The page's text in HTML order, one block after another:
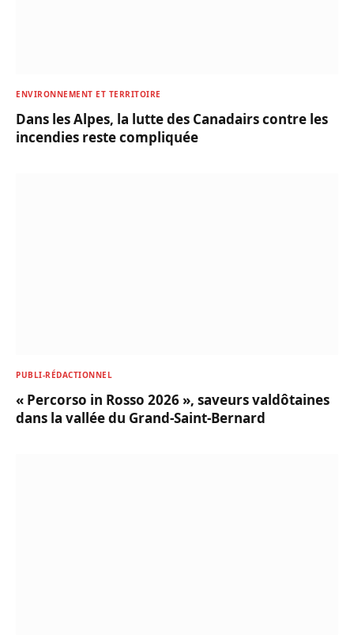
ENVIRONNEMENT ET TERRITOIRE
Dans les Alpes, la lutte des Canadairs contre les
incendies reste compliquée
PUBLI-RÉDACTIONNEL
« Percorso in Rosso 2026 », saveurs valdôtaines
dans la vallée du Grand-Saint-Bernard